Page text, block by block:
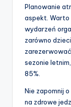
Planowanie
aspekt. Warto
wydarzeń
zarówno
sezonie
85%.
Nie zapomnij
na zdrowe